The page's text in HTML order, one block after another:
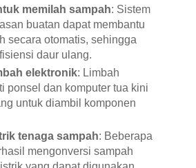
memilah sampah: Sistem
buatan dapat membantu
secara otomatis, sehingga
daur ulang.
elektronik: Limbah
ponsel dan komputer tua kini
untuk diambil komponen
tenaga sampah: Beberapa
mengonversi sampah